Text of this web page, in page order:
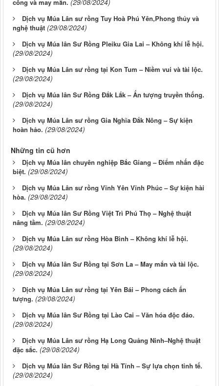
công và may mắn. (29/08/2024)
Dịch vụ Múa Lân sư rồng Tuy Hoà Phú Yên,Phong thủy và
nghệ thuật (29/08/2024)
Dịch vụ Múa lân Sư Rồng Pleiku Gia Lai – Không khí lễ hội.
(29/08/2024)
Dịch vụ Múa Lân sư rồng tại Kon Tum – Niềm vui và tài lộc.
(29/08/2024)
Dịch vụ Múa lân Sư Rồng Đắk Lắk – Ấn tượng truyền thống.
(29/08/2024)
Dịch vụ Múa Lân sư rồng Gia Nghĩa Đắk Nông – Sự kiện
hoàn hảo. (29/08/2024)
Những tin cũ hơn
Dịch vụ Múa lân chuyên nghiệp Bắc Giang – Điểm nhấn đặc
biệt. (29/08/2024)
Dịch vụ Múa Lân sư rồng Vĩnh Yên Vĩnh Phúc – Sự kiện hài
hòa. (29/08/2024)
Dịch vụ Múa lân Sư Rồng Việt Trì Phú Thọ – Nghệ thuật
nâng tầm. (29/08/2024)
Dịch vụ Múa Lân sư rồng Hòa Bình – Không khí lễ hội.
(29/08/2024)
Dịch vụ Múa lân Sư Rồng tại Sơn La – May mắn và tài lộc.
(29/08/2024)
Dịch vụ Múa Lân sư rồng tại Yên Bái – Phong cách ấn
tượng. (29/08/2024)
Dịch vụ Múa lân Sư Rồng tại Lào Cai – Văn hóa độc đáo.
(29/08/2024)
Dịch vụ Múa Lân sư rồng Hạ Long Quảng Ninh–Nghệ thuật
đặc sắc. (29/08/2024)
Dịch vụ Múa lân Sư Rồng tại Hà Tĩnh – Sự lựa chọn tinh tế.
(29/08/2024)